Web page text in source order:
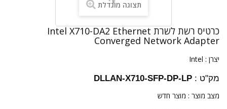
תצוגה מוגדלת
כרטיס רשת לשרת Intel X710-DA2 Ethernet
Converged Network Adapter
יצרן : Intel
מק"ט : DLLAN-X710-SFP-DP-LP
מצב מוצר : מוצר חדש